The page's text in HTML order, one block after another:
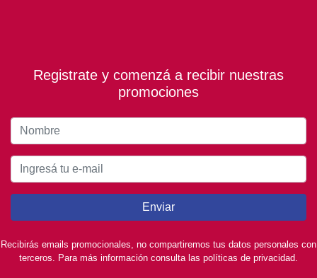
Registrate y comenzá a recibir nuestras
promociones
Enviar
Recibirás emails promocionales, no compartiremos tus datos personales con
terceros. Para más información consulta las políticas de privacidad.